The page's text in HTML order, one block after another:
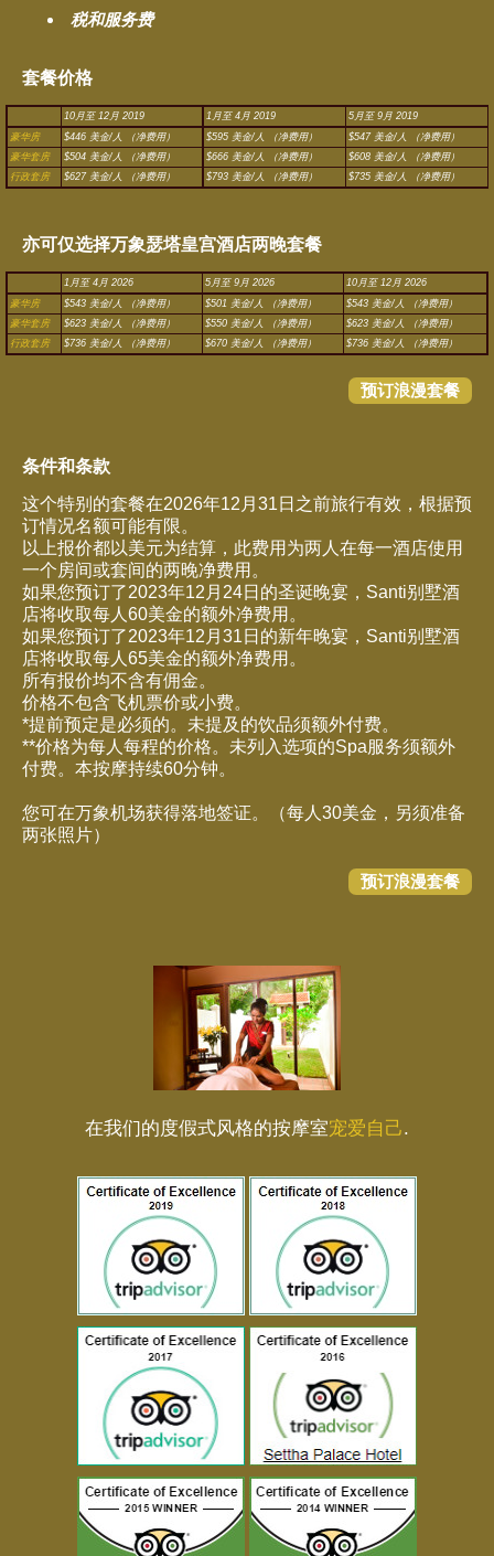
税和服务费
套餐价格
10月至 12月 2019 1月至 4月 2019
5月至 9月 2019
豪华房
$446 美金/人 （净费用） $595 美金/人 （净费用）
$547 美金/人 （净费用）
豪华套房
$504 美金/人 （净费用） $666 美金/人 （净费用）
$608 美金/人 （净费用）
行政套房
$627 美金/人 （净费用） $793 美金/人 （净费用） $735 美金/人 （净费用）
亦可仅选择万象瑟塔皇宫酒店两晚套餐
1月至 4月 2026 5月至 9月 2026
10月至 12月 2026
豪华房
$543 美金/人 （净费用） $501 美金/人 （净费用）
$543 美金/人 （净费用）
豪华套房
$623 美金/人 （净费用） $550 美金/人 （净费用）
$623 美金/人 （净费用）
行政套房
$736 美金/人 （净费用） $670 美金/人 （净费用） $736 美金/人 （净费用）
预订浪漫套餐
条件和条款
这个特别的套餐在2026年12月31日之前旅行有效，根据预
订情况名额可能有限。
以上报价都以美元为结算，此费用为两人在每一酒店使用
一个房间或套间的两晚净费用。
如果您预订了2023年12月24日的圣诞晚宴，Santi别墅酒
店将收取每人60美金的额外净费用。
如果您预订了2023年12月31日的新年晚宴，Santi别墅酒
店将收取每人65美金的额外净费用。
所有报价均不含有佣金。
价格不包含飞机票价或小费。
*提前预定是必须的。未提及的饮品须额外付费。
**价格为每人每程的价格。未列入选项的Spa服务须额外
付费。本按摩持续60分钟。
您可在万象机场获得落地签证。（每人30美金，另须准备
两张照片）
预订浪漫套餐
在我们的度假式风格的按摩室宠爱自己.